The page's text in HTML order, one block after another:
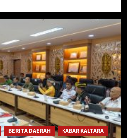
BERITA DAERAH KABAR KALTARA